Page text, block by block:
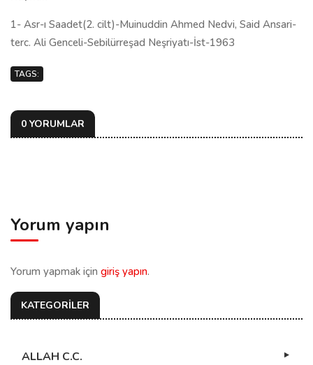
1- Asr-ı Saadet(2. cilt)-Muinuddin Ahmed Nedvi, Said Ansari-
terc. Ali Genceli-Sebilürreşad Neşriyatı-İst-1963
TAGS:
0 YORUMLAR
Yorum yapın
Yorum yapmak için giriş yapın.
KATEGORİLER
ALLAH C.C.